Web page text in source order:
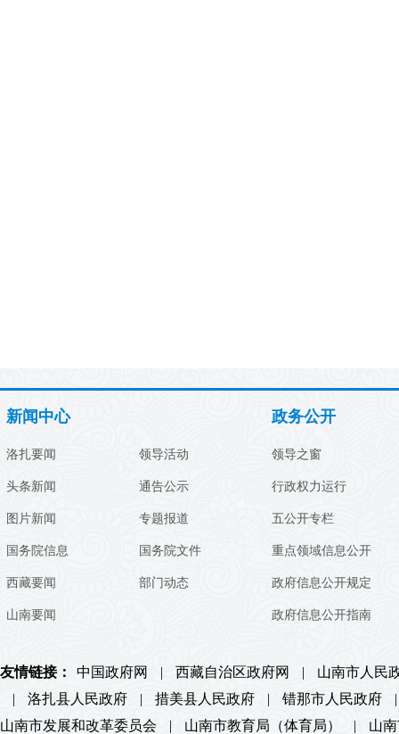
新闻中心
洛扎要闻
头条新闻
图片新闻
国务院信息
西藏要闻
山南要闻
领导活动
通告公示
专题报道
国务院文件
部门动态
政务公开
领导之窗
行政权力运行
五公开专栏
重点领域信息公开
政府信息公开规定
政府信息公开指南
友情链接： 中国政府网 | 西藏自治区政府网 |
山南市人民
|
洛扎县人民政府 | 措美县人民政府 | 错那市人民政府
|
山南市发展和改革委员会
| 山南市教育局（体育局） |
山